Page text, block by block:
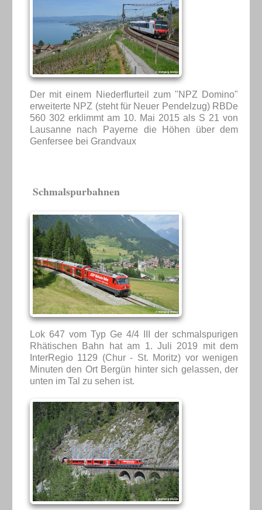
Der mit einem Niederflurteil zum "NPZ Domino"
erweiterte NPZ (steht für Neuer Pendelzug) RBDe
560 302 erklimmt am 10. Mai 2015 als S 21 von
Lausanne nach Payerne die Höhen über dem
Genfersee bei Grandvaux
Schmalspurbahnen
Lok 647 vom Typ Ge 4/4 III der schmalspurigen
Rhätischen Bahn hat am 1. Juli 2019 mit dem
InterRegio 1129 (Chur - St. Moritz) vor wenigen
Minuten den Ort Bergün hinter sich gelassen, der
unten im Tal zu sehen ist.